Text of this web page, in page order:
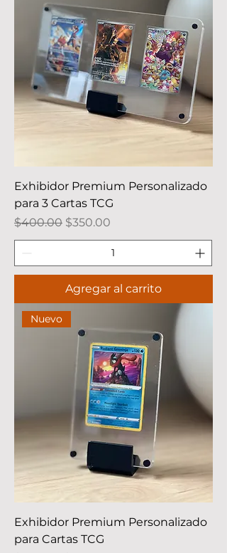
Exhibidor Premium Personalizado
para 3 Cartas TCG
Precio
$400.00 Precio de oferta
$350.00
Agregar al carrito
Nuevo
Exhibidor Premium Personalizado
para Cartas TCG